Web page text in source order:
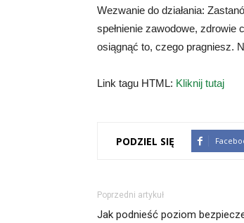
Wezwanie do działania:
spełnienie zawodowe,
osiągnąć to, czego pragniesz.
Link tagu HTML: Kliknij tutaj
PODZIEL SIĘ
Poprzedni artykuł
Jak podnieść poziom